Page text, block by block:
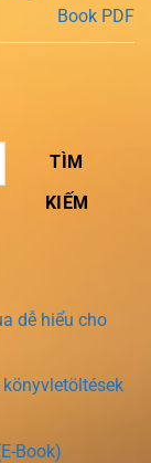
Book PDF
TÌM
KIẾM
dễ hiểu cho
Book)